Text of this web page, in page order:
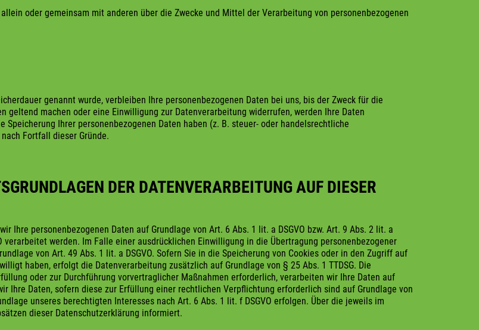
oder gemeinsam mit anderen über die Zwecke und Mittel der Verarbeitung von personenbezogenen
genannt wurde, verbleiben Ihre personenbezogenen Daten bei uns, bis der Zweck für die
geltend machen oder eine Einwilligung zur Datenverarbeitung widerrufen, werden Ihre Daten
Ihrer personenbezogenen Daten haben (z. B. steuer- oder handelsrechtliche
Fortfall dieser Gründe.
DER DATENVERARBEITUNG AUF DIESER
Ihre personenbezogenen Daten auf Grundlage von Art. 6 Abs. 1 lit. a DSGVO bzw. Art. 9 Abs. 2 lit. a
verarbeitet werden. Im Falle einer ausdrücklichen Einwilligung in die Übertragung personenbezogener
von Art. 49 Abs. 1 lit. a DSGVO. Sofern Sie in die Speicherung von Cookies oder in den Zugriff auf
haben, erfolgt die Datenverarbeitung zusätzlich auf Grundlage von § 25 Abs. 1 TTDSG. Die
oder zur Durchführung vorvertraglicher Maßnahmen erforderlich, verarbeiten wir Ihre Daten auf
Ihre Daten, sofern diese zur Erfüllung einer rechtlichen Verpflichtung erforderlich sind auf Grundlage von
unseres berechtigten Interesses nach Art. 6 Abs. 1 lit. f DSGVO erfolgen. Über die jeweils im
dieser Datenschutzerklärung informiert.